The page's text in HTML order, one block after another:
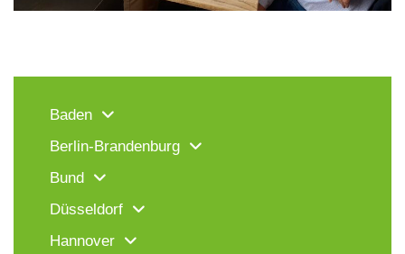
Baden
Berlin-Brandenburg
Bund
Düsseldorf
Hannover